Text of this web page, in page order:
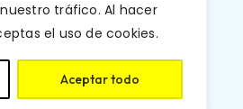
tráfico. Al hacer
el uso de cookies.
Aceptar todo